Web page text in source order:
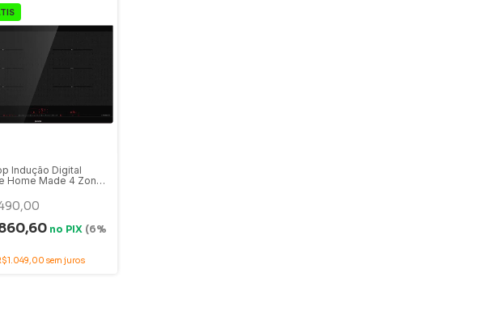
Indução Digital
Home Made 4 Zonas
no PIX (6%
sem juros